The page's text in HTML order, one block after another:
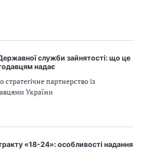
служби зайнятості: що це
надає
стратегічне партнерство із
України
«18-24»: особливості надання